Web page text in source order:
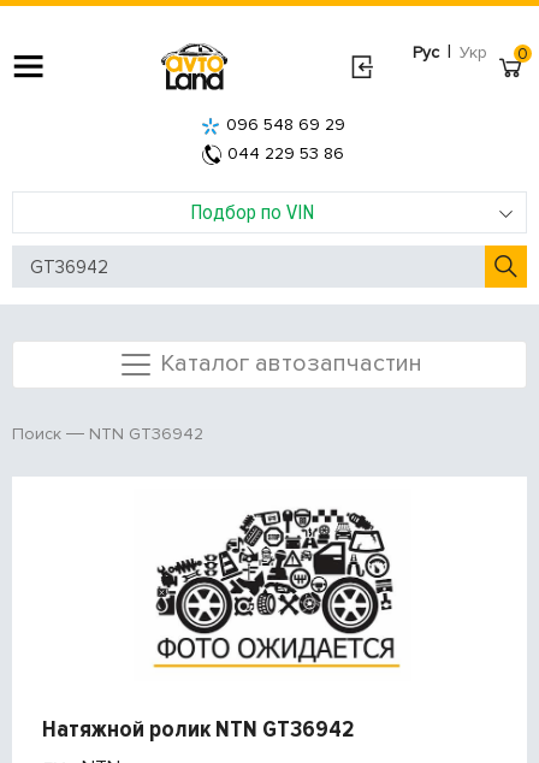
Рус | Укр
Подбор по VIN
096 548 69 29
044 229 53 86
0
Каталог автозапчастин
Поиск NTN GT36942
Натяжной ролик NTN GT36942